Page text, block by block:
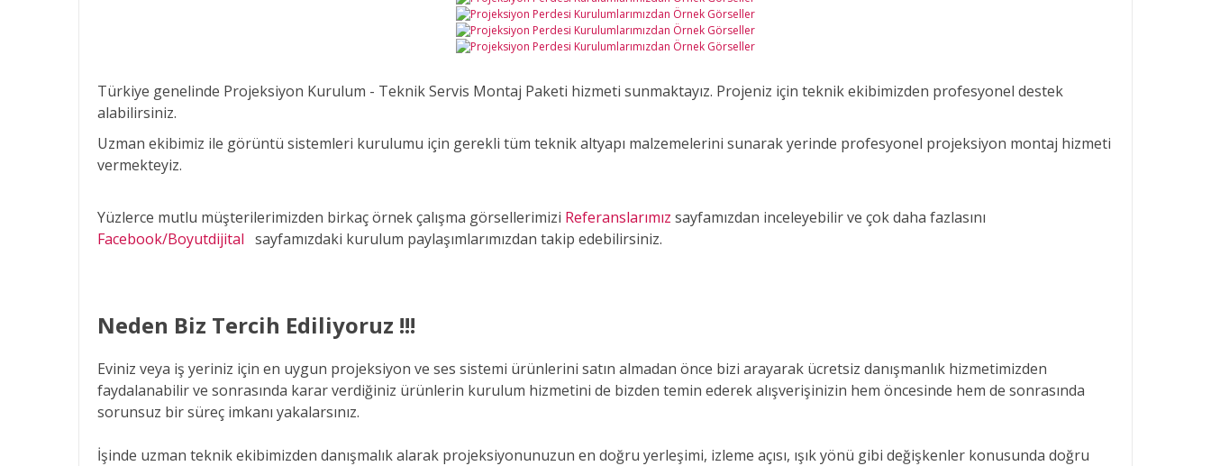
Türkiye genelinde Projeksiyon Kurulum - Teknik Servis Montaj Paketi hizmeti sunmaktayız. Projeniz için teknik ekibimizden profesyonel destek
alabilirsiniz.
Uzman ekibimiz ile görüntü sistemleri kurulumu için gerekli tüm teknik altyapı malzemelerini sunarak yerinde profesyonel projeksiyon montaj hizmeti
vermekteyiz.
Yüzlerce mutlu müşterilerimizden birkaç örnek çalışma görsellerimizi Referanslarımız sayfamızdan inceleyebilir ve çok daha fazlasını
Facebook/Boyutdijital sayfamızdaki kurulum paylaşımlarımızdan takip edebilirsiniz.
Neden Biz Tercih Ediliyoruz !!!
Eviniz veya iş yeriniz için en uygun projeksiyon ve ses sistemi ürünlerini satın almadan önce bizi arayarak ücretsiz danışmanlık hizmetimizden
faydalanabilir ve sonrasında karar verdiğiniz ürünlerin kurulum hizmetini de bizden temin ederek alışverişinizin hem öncesinde hem de sonrasında
sorunsuz bir süreç imkanı yakalarsınız.
İşinde uzman teknik ekibimizden danışmalık alarak projeksiyonunuzun en doğru yerleşimi, izleme açısı, ışık yönü gibi değişkenler konusunda doğru